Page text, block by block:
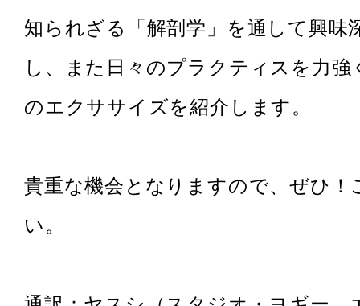
知られざる「解剖学」を通して興味
し、また日々のプラクティスを力強
のエクササイズを紹介します。
貴重な機会となりますので、ぜひ！
い。